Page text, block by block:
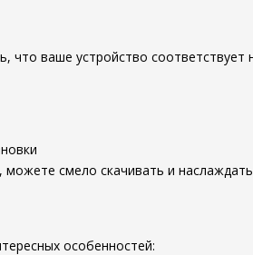
что ваше устройство
смело скачивать и
особенностей: